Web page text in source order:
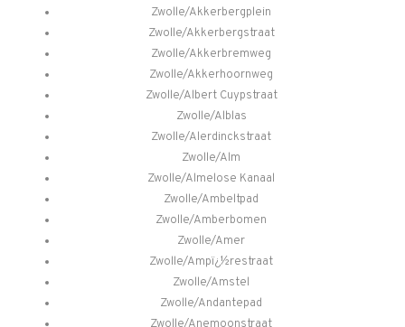
Zwolle/Akkerbergplein
Zwolle/Akkerbergstraat
Zwolle/Akkerbremweg
Zwolle/Akkerhoornweg
Zwolle/Albert Cuypstraat
Zwolle/Alblas
Zwolle/Alerdinckstraat
Zwolle/Alm
Zwolle/Almelose Kanaal
Zwolle/Ambeltpad
Zwolle/Amberbomen
Zwolle/Amer
Zwolle/Ampï¿½restraat
Zwolle/Amstel
Zwolle/Andantepad
Zwolle/Anemoonstraat